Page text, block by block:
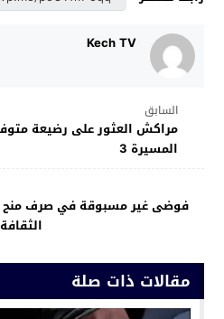
Kech TV
السابق
مراكش العثور على رضيعة
المسيرة 3
فوضى غير مسبوقة في صرف منح
مقالات ذات صلة